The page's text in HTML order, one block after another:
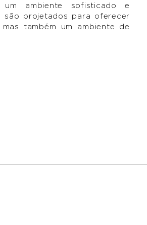
um ambiente sofisticado e
são projetados para oferecer
também um ambiente de